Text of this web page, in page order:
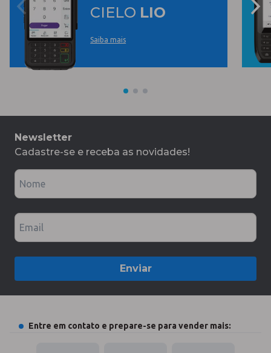
CIELO LIO
Saiba mais
Newsletter
Cadastre-se e receba as novidades!
Nome
Email
Enviar
Entre em contato e prepare-se para vender mais: